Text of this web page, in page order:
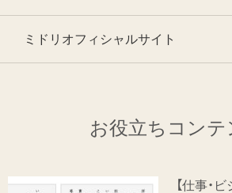
ミドリオフィシャルサイト
お役立ちコンテ
【仕事・